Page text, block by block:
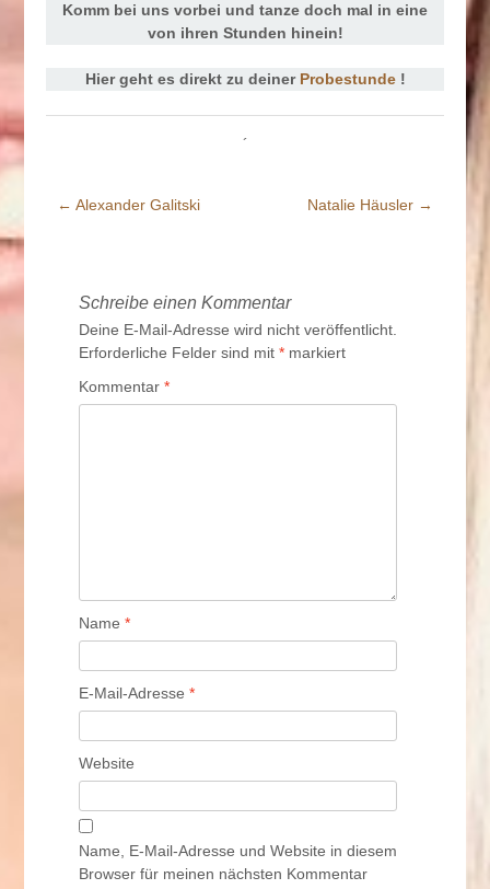
Komm bei uns vorbei und tanze doch mal in eine
von ihren Stunden hinein!
Hier geht es direkt zu deiner Probestunde!
´
Beitrags-
← Alexander Galitski Natalie Häusler →
Schreibe einen Kommentar
Deine E-Mail-Adresse wird nicht veröffentlicht.
Erforderliche Felder sind mit* markiert
Kommentar*
Name*
E-Mail-Adresse*
Website
Name, E-Mail-Adresse und Website in diesem
Browser für meinen nächsten Kommentar